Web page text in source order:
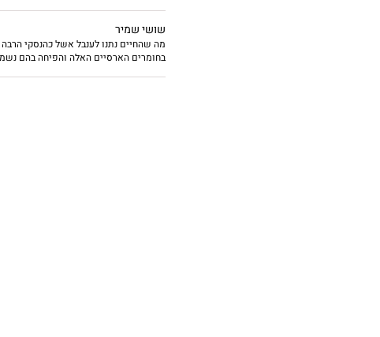
שושי שמיר
מה שהחיים נתנו לענבל אשל כהנסקי
בחומרים הארסיים האלה והפיחה בהם